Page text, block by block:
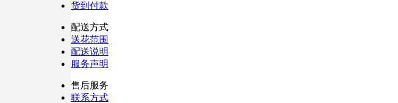
货到付款
配送方式
送花范围
配送说明
服务声明
售后服务
联系方式